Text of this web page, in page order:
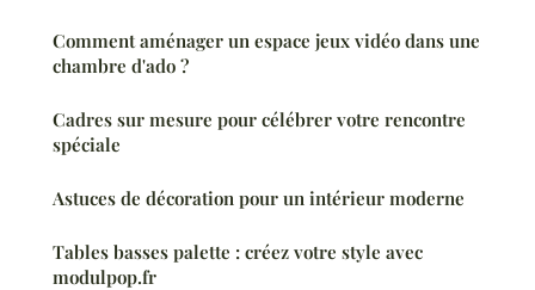
Comment aménager un espace jeux vidéo dans une
chambre d'ado ?
Cadres sur mesure pour célébrer votre rencontre
spéciale
Astuces de décoration pour un intérieur moderne
Tables basses palette : créez votre style avec
modulpop.fr